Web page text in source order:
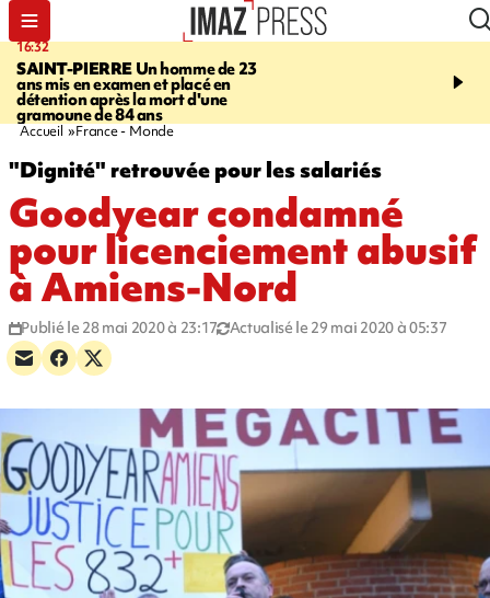
16:32
SAINT-PIERREUn homme de 23
ans mis en examen et placé en
détention après la mort d'une
gramoune de 84 ans
21:08
et Turquie scellent un
Accueil France - Monde
"Dignité" retrouvée pour les salariés
Goodyear condamné
pour licenciement abusif
à Amiens-Nord
Publié le 28 mai 2020 à 23:17 Actualisé le 29 mai 2020 à 05:37